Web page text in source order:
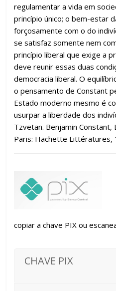
regulamentar a vida em
princípio único; o bem-estar
forçosamente com o do
se satisfaz somente nem
princípio liberal que exige a
deve reunir essas duas
democracia liberal. O
o pensamento de Constant
Estado moderno mesmo é
usurpar a liberdade dos
Tzvetan. Benjamin Constant,
Paris: Hachette Littératures,
copiar a chave PIX ou
CHAVE PIX